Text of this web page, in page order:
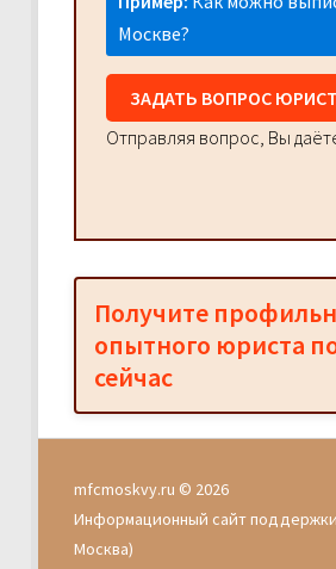
Москве?
ЗАДАТЬ ВОПРОС
Отправляя вопрос, Вы
Получите
опытного юриста
сейчас
mfcmoskvy.ru © 2026
Информационный сайт
Москва)